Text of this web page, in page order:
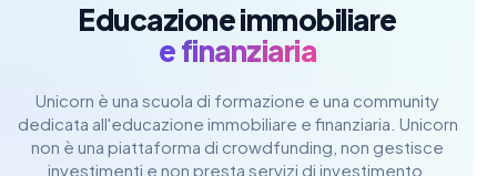
Educazione immobiliare
e finanziaria
Unicorn è una scuola di formazione e una community
dedicata all'educazione immobiliare e finanziaria. Unicorn
non è una piattaforma di crowdfunding, non gestisce
investimenti e non presta servizi di investimento.